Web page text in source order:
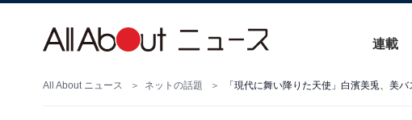
連載
All About ニュース ネットの話題